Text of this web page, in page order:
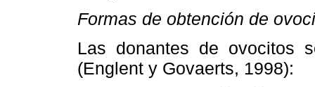
Formas de obtención de
Las donantes de ovocitos
(Englent y Govaerts, 1998):